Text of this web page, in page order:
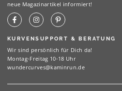
neue Magazinartikel informiert!
KURVENSUPPORT & BERATUNG
Wir sind persönlich für Dich da!
Montag-Freitag 10-18 Uhr
wundercurves@kaminrun.de